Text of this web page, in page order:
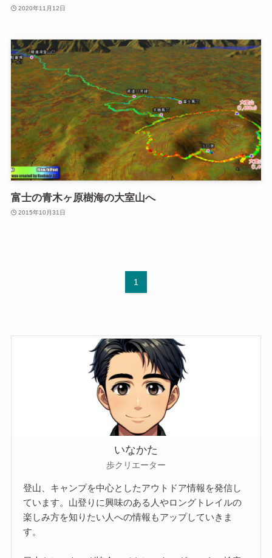
2020年11月12日
富士の青木ヶ原樹海の大室山へ
2015年10月31日
1
いなかた
歩クリエーター
登山、キャンプを中心としたアウトドア情報を発信し
ています。山登りに興味のある人やロングトレイルの
楽しみ方を知りたい人への情報もアップしていきま
す。